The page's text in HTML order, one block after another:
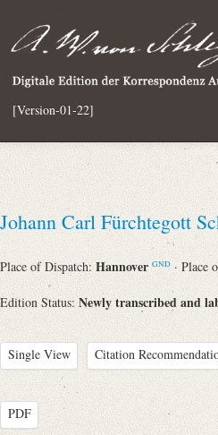
[Version-01-22]
Johann Carl Fürchtegott
Place of Dispatch: Hannover GND · Place
Edition Status: Newly transcribed and
Single View Citation
PDF